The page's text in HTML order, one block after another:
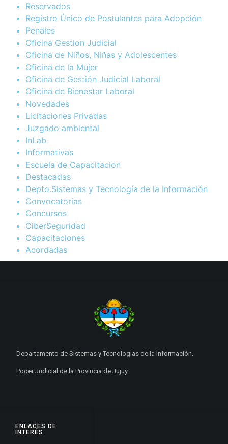
Reservados
Registro Único de Postulantes para Adopción
Penales
Oficina Gestion Judicial
Oficina de Niños, Niñas y Adolescentes
Oficina de la Mujer
Oficina de Gestión Judicial Laboral
Oficina de Bienestar Laboral
Novedades
Licitaciones Privadas
Juzgado ambiental
InLab
Informativas
Escuela de Capacitacion
Destacadas
Depto.Sistemas y Tecnología de la Información
Convocatorias
Concursos
CiberSeguridad
Capacitaciones
Acordadas
ENLACES DE
INTERÉS
Departamento de Sistemas y Tecnologías de la Información.
Poder Judicial de la Provincia de Jujuy